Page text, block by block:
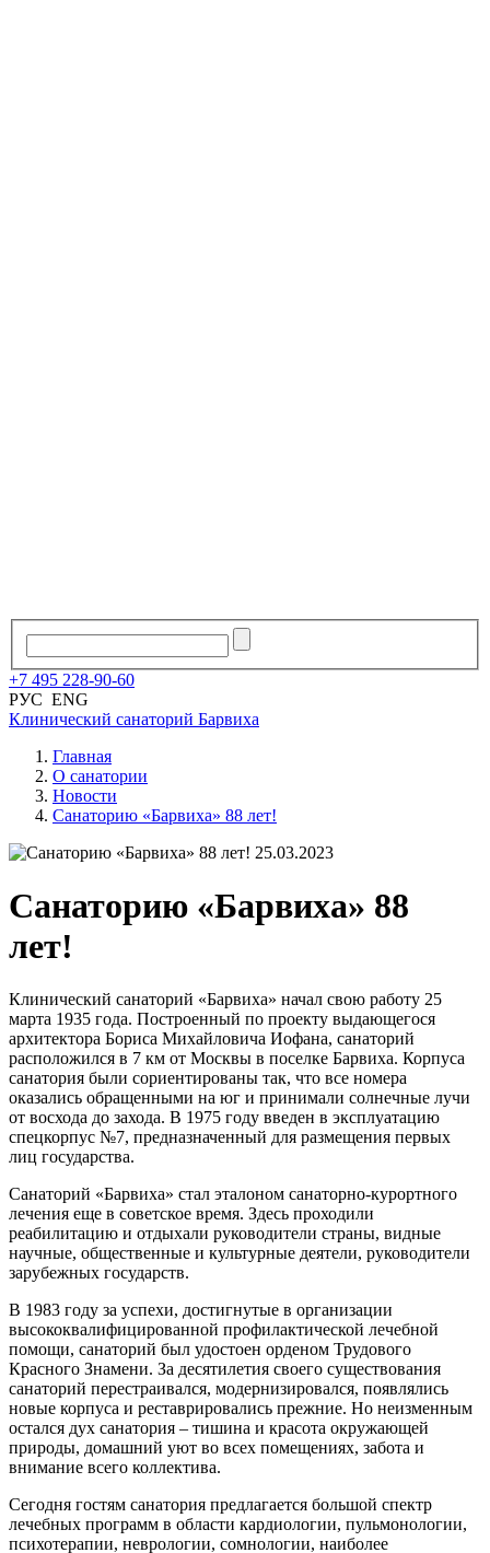
+7 495 228-90-60
РУС ENG
Клинический санаторий Барвиха
Главная
О санатории
Новости
Санаторию «Барвиха» 88 лет!
25.03.2023
Санаторию «Барвиха» 88
лет!
Клинический санаторий «Барвиха» начал свою работу 25
марта 1935 года. Построенный по проекту выдающегося
архитектора Бориса Михайловича Иофана, санаторий
расположился в 7 км от Москвы в поселке Барвиха. Корпуса
санатория были сориентированы так, что все номера
оказались обращенными на юг и принимали солнечные лучи
от восхода до захода. В 1975 году введен в эксплуатацию
спецкорпус №7, предназначенный для размещения первых
лиц государства.
Санаторий «Барвиха» стал эталоном санаторно-курортного
лечения еще в советское время. Здесь проходили
реабилитацию и отдыхали руководители страны, видные
научные, общественные и культурные деятели, руководители
зарубежных государств.
В 1983 году за успехи, достигнутые в организации
высококвалифицированной профилактической лечебной
помощи, санаторий был удостоен орденом Трудового
Красного Знамени. За десятилетия своего существования
санаторий перестраивался, модернизировался, появлялись
новые корпуса и реставрировались прежние. Но неизменным
остался дух санатория – тишина и красота окружающей
природы, домашний уют во всех помещениях, забота и
внимание всего коллектива.
Сегодня гостям санатория предлагается большой спектр
лечебных программ в области кардиологии, пульмонологии,
психотерапии, неврологии, сомнологии, наиболее